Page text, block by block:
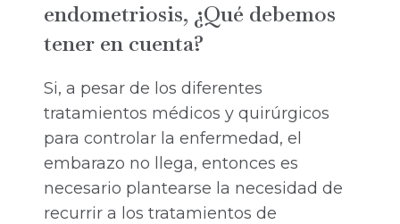
endometriosis, ¿Qué debemos
tener en cuenta?
Si, a pesar de los diferentes
tratamientos médicos y quirúrgicos
para controlar la enfermedad, el
embarazo no llega, entonces es
necesario plantearse la necesidad de
recurrir a los tratamientos de